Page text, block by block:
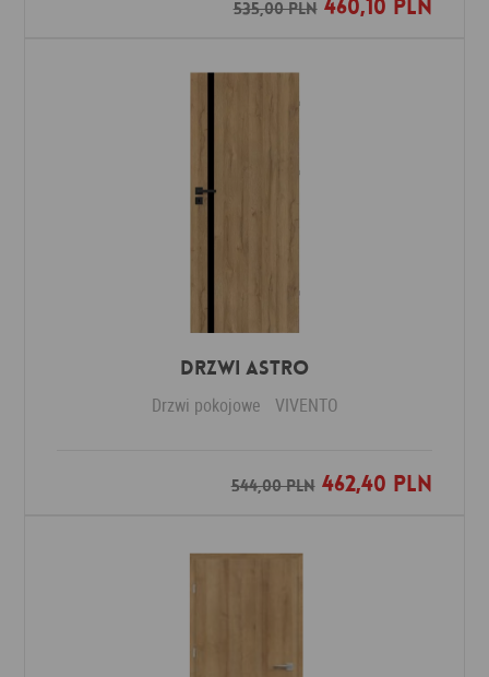
535,00 PLN460,10 PLN
Dodaj do ulubionych
Drzwi ASTRO
Drzwi pokojowe VIVENTO
544,00 PLN462,40 PLN
Dodaj do ulubionych